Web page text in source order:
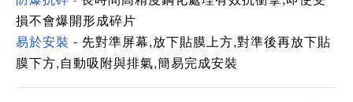
損不會爆開形成碎片
易於安裝 - 先對準屏幕,放下貼膜上方,對準後再放下貼
膜下方,自動吸附與排氣,簡易完成安裝